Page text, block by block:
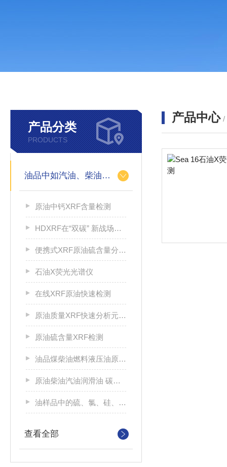
产品分类
PRODUCTS
油品中如汽油、柴油等样品中的硫、氯、硅、磷的快速分析
原油中钙XRF含量检测
HDXRF在“双碳” 新战场绿色甲醇检测中的应用
便携式XRF原油硫含量分析仪
石油X荧光光谱仪
在线XRF原油快速检测
原油质量XRF快速分析元素检测
原油硫含量XRF检测
油品煤柴油燃料液压油原油金属元素检测仪机
原油柴油汽油润滑油 碳氢化合物进行硫分析
油样品中的硫、氯、硅、磷的快速分析
查看全部
产品中心 /